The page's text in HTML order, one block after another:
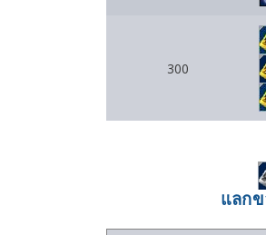
300
แลก